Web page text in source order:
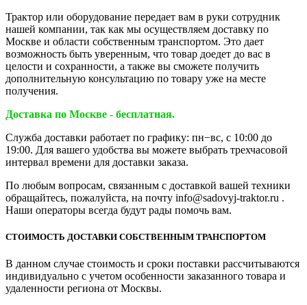
Трактор или оборудование передает вам в руки сотрудник
нашей компании, так как мы осуществляем доставку по
Москве и области собственным транспортом. Это дает
возможность быть уверенным, что товар доедет до вас в
целости и сохранности, а также вы сможете получить
дополнительную консультацию по товару уже на месте
получения.
Доставка по Москве - бесплатная.
Служба доставки работает по графику: пн−вс, с 10:00 до
19:00. Для вашего удобства вы можете выбрать трехчасовой
интервал времени для доставки заказа.
По любым вопросам, связанным с доставкой вашей техники
обращайтесь, пожалуйста, на почту info@sadovyj-traktor.ru .
Наши операторы всегда будут рады помочь вам.
СТОИМОСТЬ ДОСТАВКИ СОБСТВЕННЫМ ТРАНСПОРТОМ
В данном случае стоимость и сроки поставки рассчитываются
индивидуально с учетом особенности заказанного товара и
удаленности региона от Москвы.